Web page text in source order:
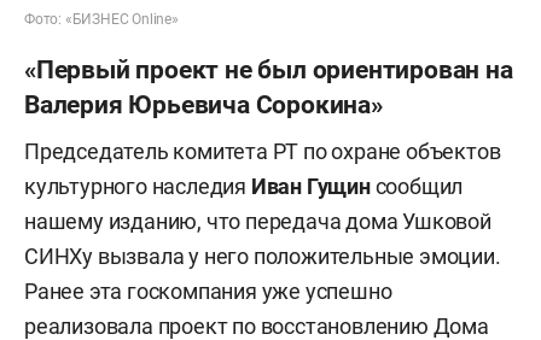
Фото: «БИЗНЕС Online»
«Первый проект не был ориентирован на
Валерия Юрьевича Сорокина»
Председатель комитета РТ по охране объектов
культурного наследия Иван Гущинсообщил
нашему изданию, что передача дома Ушковой
СИНХу вызвала у него положительные эмоции.
Ранее эта госкомпания уже успешно
реализовала проект по восстановлению Дома